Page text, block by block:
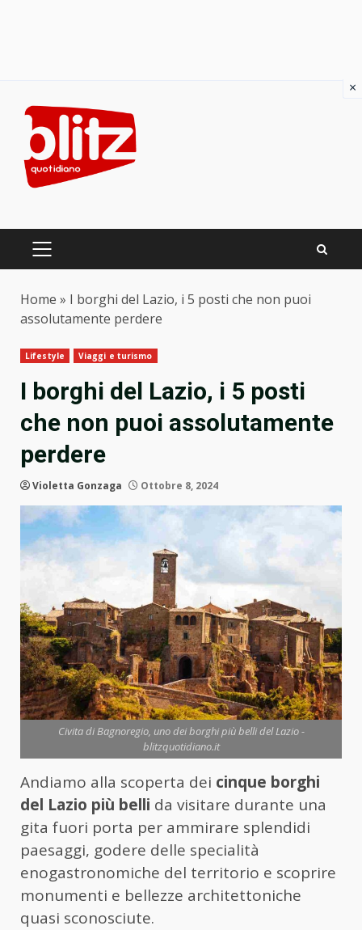
content
PRIMARY
Home » I borghi del Lazio, i 5 posti che non puoi
assolutamente perdere
Lifestyle Viaggi e turismo
I borghi del Lazio, i 5 posti
che non puoi assolutamente
perdere
Violetta Gonzaga Ottobre 8, 2024
Civita di Bagnoregio, uno dei borghi più belli del Lazio -
blitzquotidiano.it
Andiamo alla scoperta dei cinque borghi
del Lazio più belli da visitare durante una
gita fuori porta per ammirare splendidi
paesaggi, godere delle specialità
enogastronomiche del territorio e scoprire
monumenti e bellezze architettoniche
quasi sconosciute.
×